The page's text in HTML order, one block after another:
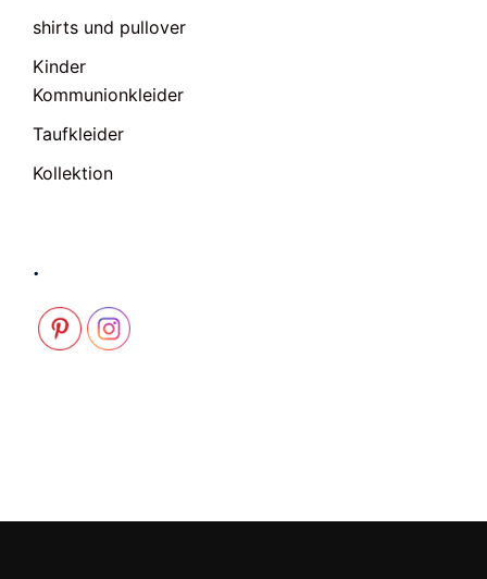
shirts und pullover
Kinder
Kommunionkleider
Taufkleider
Kollektion
.